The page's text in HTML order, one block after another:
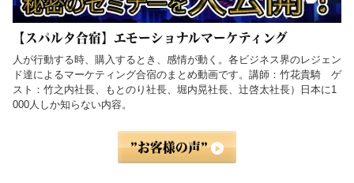
【スパルタ合宿】エモーショナルマーケティング
人が行動する時、購入するとき、感情が動く。各ビジネス界のレジェン
ド達によるマーケティング合宿のまとめ動画です。講師：竹花貴騎 ゲ
スト：竹之内社長、もとのり社長、堀内晃社長、辻啓太社長）日本に1
000人しか知らない内容。
”お客様の声”